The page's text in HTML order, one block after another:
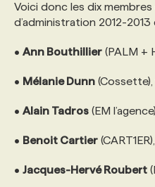
Voici donc les dix
d’administration 2012-2013
• Ann Bouthillier (PALM +
• Mélanie Dunn
• Alain Tadros (EM
• Benoit Cartier
• Jacques-Hervé Roubert